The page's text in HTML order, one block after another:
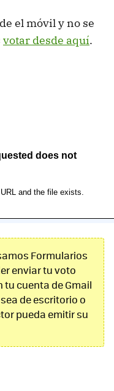
el móvil y no se
votar desde aquí.
Formularios
enviar tu voto
cuenta de Gmail
de escritorio o
pueda emitir su